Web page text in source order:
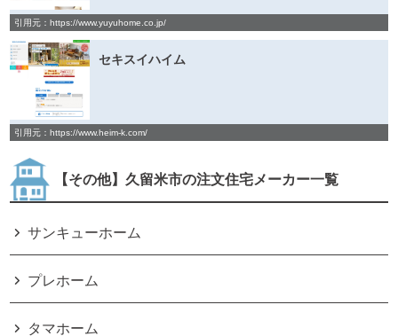
引用元：https://www.yuyuhome.co.jp/
セキスイハイム
引用元：https://www.heim-k.com/
【その他】久留米市の注文住宅メーカー一覧
サンキューホーム
プレホーム
タマホーム